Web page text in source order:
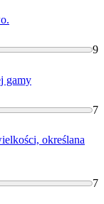
9
gamy
7
określana
7